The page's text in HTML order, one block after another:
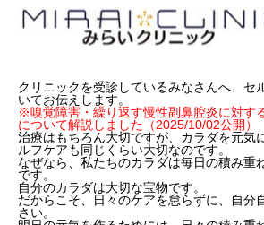
クリニックを受診しているみなさんへ、セ
いてお伝えします。
※嗅覚障害・繰り返す慢性副鼻腔炎に対す
について解説しました（2025/10/02公開）
治療はもちろん大切ですが、カラダを元気
ルフケアも同じくらい大切なのです。
なぜなら、私たちのカラダは毎日の積み重
です。
自分のカラダは大切な宝物です。
だからこそ、日々のケアを怠らずに、自分
さい。